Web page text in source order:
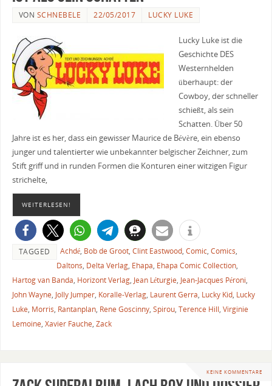
VON SCHNEBELE 22/05/2017 LUCKY LUKE
Lucky Luke ist die
Geschichte DES
Westernhelden
überhaupt: der
Cowboy, der schneller
schießt, als sein
Schatten. Über 50
Jahre ist es her, dass ein gewisser Maurice de Bévère, ein ebenso
junger und talentierter wie unbekannter belgischer Zeichner, zum
Stift griff und in runden Formen die Konturen einer witzigen Figur
strichelte,
WEITERLESEN!
TAGGED Achdé, Bob de Groot, Clint Eastwood, Comic, Comics,
Daltons, Delta Verlag, Ehapa, Ehapa Comic Collection,
Hartog van Banda, Horizont Verlag, Jean Léturgie, Jean-Jacques Péroni,
John Wayne, Jolly Jumper, Koralle-Verlag, Laurent Gerra, Lucky Kid, Lucky
Luke, Morris, Rantanplan, Rene Goscinny, Spirou, Terence Hill, Virginie
Lemoine, Xavier Fauche, Zack
KEINE KOMMENTARE